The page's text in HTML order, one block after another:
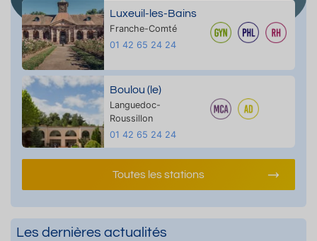
Luxeuil-les-Bains
Franche-Comté
01 42 65 24 24
Boulou (le)
Languedoc-
Roussillon
01 42 65 24 24
Toutes les stations
Les dernières actualités